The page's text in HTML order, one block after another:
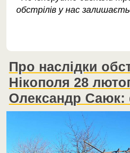
обстрілів у нас
Про наслідки
Нікополя 28
Олександр Саюк: